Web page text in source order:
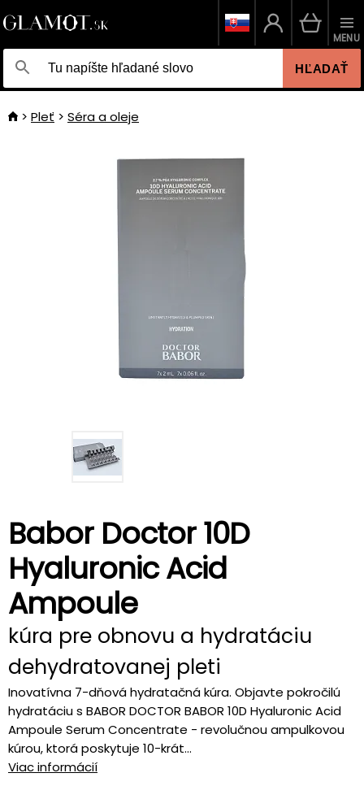
HĽADAŤ
MENU
Pleť Séra a oleje
Babor Doctor 10D
Hyaluronic Acid
Ampoule
kúra pre obnovu a hydratáciu
dehydratovanej pleti
Inovatívna 7-dňová hydratačná kúra. Objavte pokročilú
hydratáciu s BABOR DOCTOR BABOR 10D Hyaluronic Acid
Ampoule Serum Concentrate - revolučnou ampulkovou
kúrou, ktorá poskytuje 10-krát...
Viac informácií